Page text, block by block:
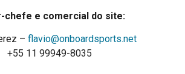
chefe e comercial do site:
– flavio@onboardsports.net
+55 11 99949-8035